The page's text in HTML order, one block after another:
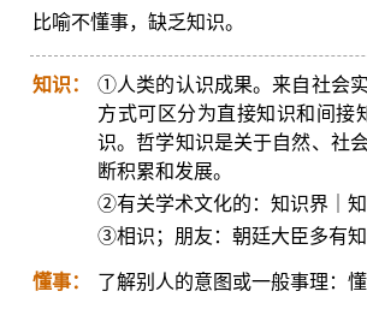
比喻不懂事，缺乏知识。
知识：
①人类的认识成果。来自社会
方式可区分为直接知识和间接
识。哲学知识是关于自然、社
断积累和发展。
②有关学术文化的：知识界｜知
③相识；朋友：朝廷大臣多有知
懂事： 了解别人的意图或一般事理：